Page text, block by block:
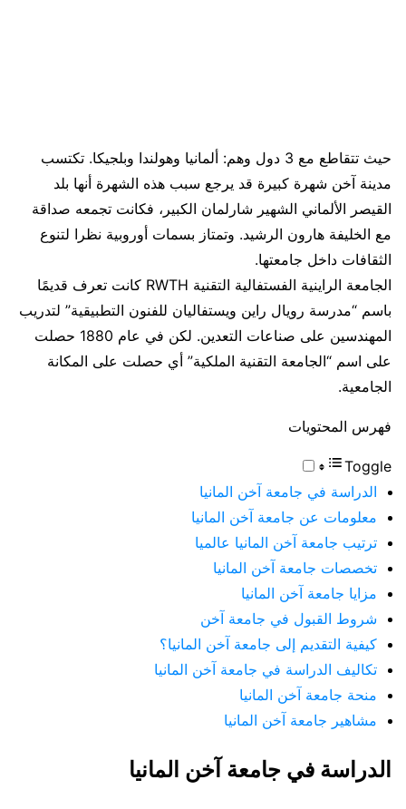
حيث تتقاطع مع 3 دول وهم: ألمانيا وهولندا وبلجيكا. تكتسب
مدينة آخن شهرة كبيرة قد يرجع سبب هذه الشهرة أنها بلد
القيصر الألماني الشهير شارلمان الكبير، فكانت تجمعه صداقة
مع الخليفة هارون الرشيد. وتمتاز بسمات أوروبية نظرا لتنوع
الثقافات داخل جامعتها.
الجامعة الراينية الفستفالية التقنية RWTH كانت تعرف قديمًا
باسم “مدرسة رويال راين ويستفاليان للفنون التطبيقية” لتدريب
المهندسين على صناعات التعدين. لكن في عام 1880 حصلت
على اسم “الجامعة التقنية الملكية” أي حصلت على المكانة
الجامعية.
فهرس المحتويات
Toggle
الدراسة في جامعة آخن المانيا
معلومات عن جامعة آخن المانيا
ترتيب جامعة آخن المانيا عالميا
تخصصات جامعة آخن المانيا
مزايا جامعة آخن المانيا
شروط القبول في جامعة آخن
كيفية التقديم إلى جامعة آخن المانيا؟
تكاليف الدراسة في جامعة آخن المانيا
منحة جامعة آخن المانيا
مشاهير جامعة آخن المانيا
الدراسة في جامعة آخن المانيا